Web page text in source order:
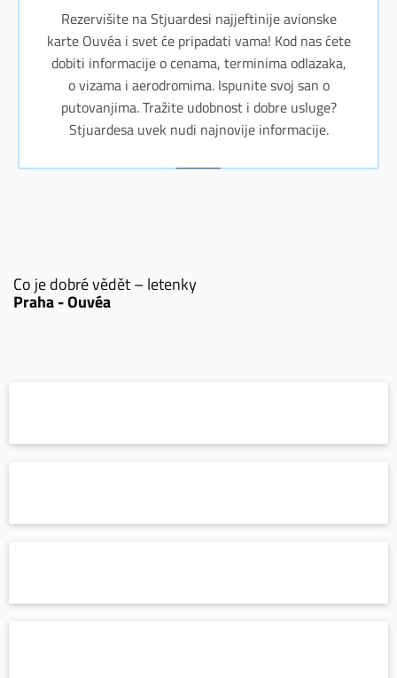
Rezervišite na Stjuardesi najjeftinije avionske
karte Ouvéa i svet će pripadati vama! Kod nas ćete
dobiti informacije o cenama, terminima odlazaka,
o vizama i aerodromima. Ispunite svoj san o
putovanjima. Tražite udobnost i dobre usluge?
Stjuardesa uvek nudi najnovije informacije.
Co je dobré vědět – letenky
Praha - Ouvéa